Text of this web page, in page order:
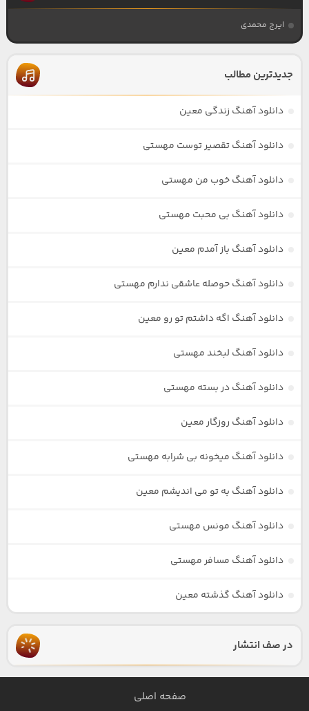
ایرج محمدی
جدیدترین مطالب
دانلود آهنگ زندگی معین
دانلود آهنگ تقصیر توست مهستی
دانلود آهنگ خوب من مهستی
دانلود آهنگ بی محبت مهستی
دانلود آهنگ باز آمدم معین
دانلود آهنگ حوصله عاشقی ندارم مهستی
دانلود آهنگ اگه داشتم تو رو معین
دانلود آهنگ لبخند مهستی
دانلود آهنگ در بسته مهستی
دانلود آهنگ روزگار معین
دانلود آهنگ میخونه بی شرابه مهستی
دانلود آهنگ به تو می اندیشم معین
دانلود آهنگ مونس مهستی
دانلود آهنگ مسافر مهستی
دانلود آهنگ گذشته معین
در صف انتشار
صفحه اصلی